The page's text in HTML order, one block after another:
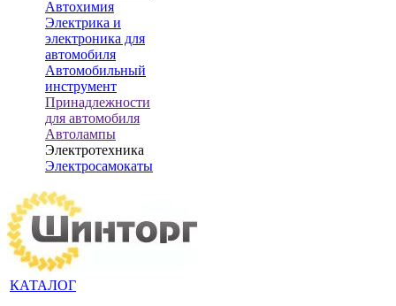
Автохимия
Электрика и
электроника для
автомобиля
Автомобильный
инструмент
Принадлежности
для автомобиля
Автолампы
Электротехника
Электросамокаты
КАТАЛОГ